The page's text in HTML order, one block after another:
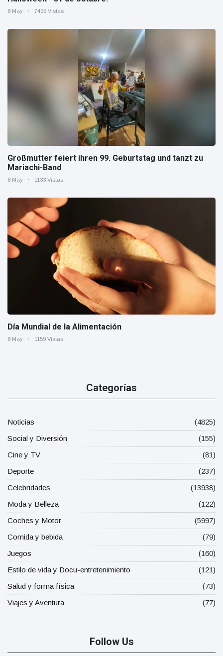
8 May 7432 Vistas
Großmutter feiert ihren 99. Geburtstag und tanzt zu
Mariachi-Band
8 May 1133 Vistas
Día Mundial de la Alimentación
8 May 1159 Vistas
Categorías
Noticias
(4825)
Social y Diversión
(155)
Cine y TV
(81)
Deporte
(237)
Celebridades
(13938)
Moda y Belleza
(122)
Coches y Motor
(5997)
Comida y bebida
(79)
Juegos
(160)
Estilo de vida y Docu-entretenimiento
(121)
Salud y forma física
(73)
Viajes y Aventura
(77)
Follow Us